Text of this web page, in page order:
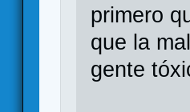
primero
que la
gente